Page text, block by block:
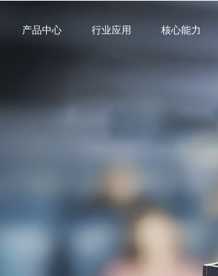
产品中心 行业应用 核心能力